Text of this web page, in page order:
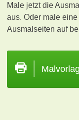
Male jetzt die
aus. Oder male
Ausmalseiten auf